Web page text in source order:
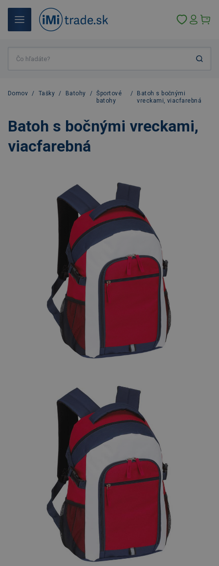
Domov / Tašky / Batohy / Športové
batohy
/
Batoh s bočnými
vreckami, viacfarebná
Batoh s bočnými vreckami,
viacfarebná